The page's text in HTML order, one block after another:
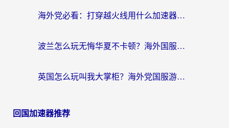
海外党必看：打穿越火线用什么加速器？解决延迟卡顿，还能玩奇妙拼图世界和第五人格
波兰怎么玩无悔华夏不卡顿？海外国服游戏加速器终极指南（附征途2萤火突击解决方案）
英国怎么玩叫我大掌柜？海外党国服游戏加速避坑指南（附实测推荐）
回国加速器推荐